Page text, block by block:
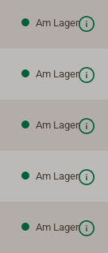
Am Lager
Am Lager
Am Lager
Am Lager
Am Lager